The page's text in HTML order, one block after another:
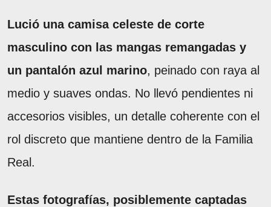
Lució una camisa celeste de corte
masculino con las mangas remangadas y
un pantalón azul marino, peinado con raya al
medio y suaves ondas. No llevó pendientes ni
accesorios visibles, un detalle coherente con el
rol discreto que mantiene dentro de la Familia
Real.
Estas fotografías, posiblemente captadas